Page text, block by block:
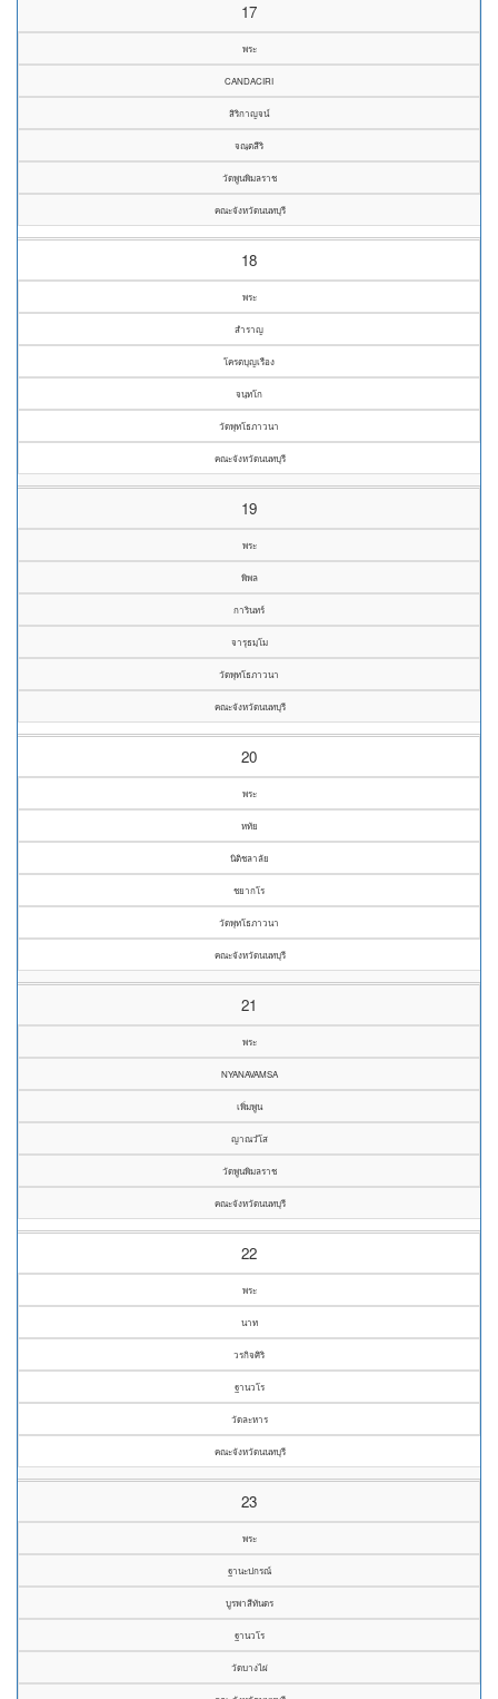
17
พระ
CANDACIRI
สิริกาญจน์
จณฺตสีริ
วัดพูนพิมลราช
คณะจังหวัดนนทบุรี
18
พระ
สำราญ
โครตบุญเรือง
จนฺทโก
วัดพุทโธภาวนา
คณะจังหวัดนนทบุรี
19
พระ
พิพล
การินทร์
จารุธมฺโม
วัดพุทโธภาวนา
คณะจังหวัดนนทบุรี
20
พระ
หทัย
นิติชลาลัย
ชยากโร
วัดพุทโธภาวนา
คณะจังหวัดนนทบุรี
21
พระ
NYANAVAMSA
เพิ่มพูน
ญาณวํโส
วัดพูนพิมลราช
คณะจังหวัดนนทบุรี
22
พระ
นาท
วรกิจศิริ
ฐานวโร
วัดละหาร
คณะจังหวัดนนทบุรี
23
พระ
ฐานะปกรณ์
บูรพาสีทันดร
ฐานวโร
วัดบางไผ่